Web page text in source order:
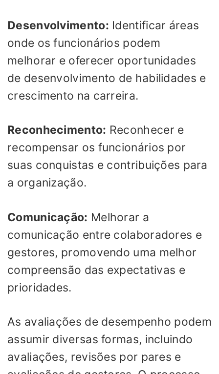
Desenvolvimento: Identificar áreas
onde os funcionários podem
melhorar e oferecer oportunidades
de desenvolvimento de habilidades e
crescimento na carreira.
Reconhecimento: Reconhecer e
recompensar os funcionários por
suas conquistas e contribuições para
a organização.
Comunicação: Melhorar a
comunicação entre colaboradores e
gestores, promovendo uma melhor
compreensão das expectativas e
prioridades.
As avaliações de desempenho podem
assumir diversas formas, incluindo
avaliações, revisões por pares e